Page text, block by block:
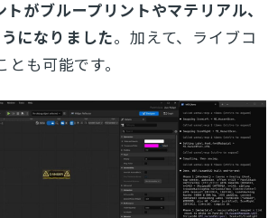
がブループリントやマテリアル、
になりました。加えて、ライブコ
も可能です。